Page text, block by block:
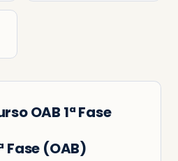
OAB 1ª Fase
Fase (OAB)